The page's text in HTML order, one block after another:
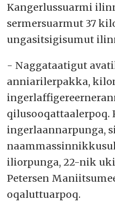
Kangerlussuarmi
sermersuarmut 37
ungasitsigisumut
- Naggataatigut
anniarilerpakka,
qilusooqattaalerpoq.
ingerlaannarpunga,
iliorpunga, 22-nik
Petersen
oqaluttuarpoq.